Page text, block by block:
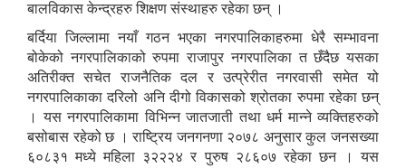
बालविकास केन्द्रहरु शिक्षण संस्थाहरु रहेका छन् ।
बर्दिया जिल्लामा नयाँ गठन भएका नगरपालिकाहरुमा धेरै सम्भावना
बोकेको नगरपालिकाको रुपमा राजापुर नगरपालिका त छँदैछ यसका
अतिरीक्त सचेत राजनैतिक दल र उत्प्रेरीत नगरवासी समेत यो
नगरपालिकाका दरिलो अनि दीगो विकासको श्रोतका रुपमा रहेका छन्
। यस नगरपालिकामा विभिन्न जातजाती तथा धर्म मान्ने व्यक्तिहरुको
बसोबास रहेको छ । राष्ट्रिय जनगनणा २०७८ अनुसार कुल ज‌नसख्या
६०८३१ मध्ये महिला ३२२२४ र पुरुष २८६०७ रहेका छन । यस